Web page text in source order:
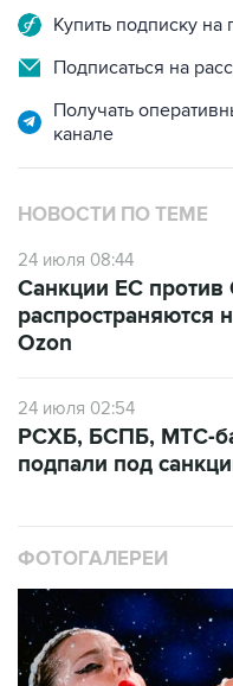
Купить подписку
Подписаться на
Получать
канале
НОВОСТИ ПО ТЕМЕ
24 июля 08:44
Санкции ЕС против
распространяются
Ozon
24 июля 02:54
РСХБ, БСПБ, МТС-
подпали под
ФОТОГАЛЕРЕИ